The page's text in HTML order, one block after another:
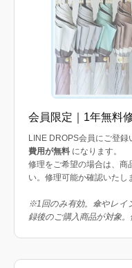
会員限定｜1年無料
LINE DROPS会員にご登録
費用が無料 になります。
修理をご希望の場合は、商
い。修理可能か確認いたし
※1回のみ有効。傘やレイ
録後のご購入商品が対象。